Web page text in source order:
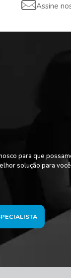
Assine
para que
solução para